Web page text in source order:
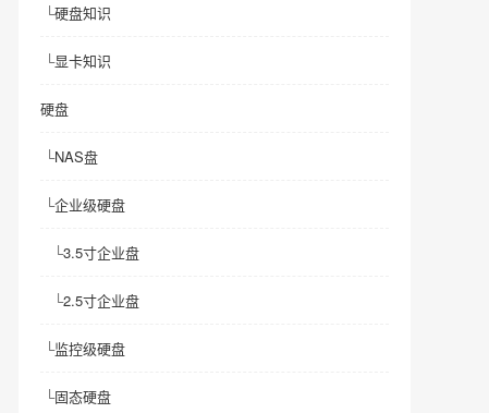
└硬盘知识
└显卡知识
硬盘
└NAS盘
└企业级硬盘
└3.5寸企业盘
└2.5寸企业盘
└监控级硬盘
└固态硬盘